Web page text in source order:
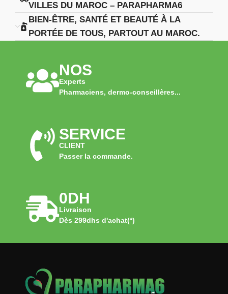
VILLES DU MAROC – PARAPHARMA6
BIEN-ÊTRE, SANTÉ ET BEAUTÉ À LA
PORTÉE DE TOUS, PARTOUT AU MAROC.
NOS
Experts
Pharmaciens, dermo-conseillères...
SERVICE
CLIENT
Passer la commande.
0DH
Livraison
Dès 299dhs d'achat(*)